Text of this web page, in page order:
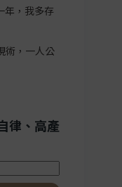
年，我多存
術，一人公
律、高產